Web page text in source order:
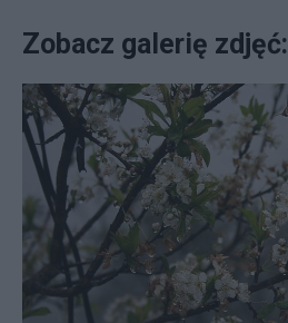
Zobacz galerię zdjęć: